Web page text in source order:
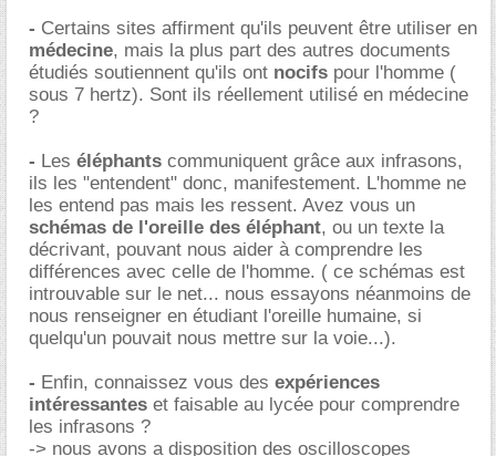
- Certains sites affirment qu'ils peuvent être utiliser en
médecine, mais la plus part des autres documents
étudiés soutiennent qu'ils ont nocifs pour l'homme (
sous 7 hertz). Sont ils réellement utilisé en médecine
?
- Les éléphants communiquent grâce aux infrasons,
ils les "entendent" donc, manifestement. L'homme ne
les entend pas mais les ressent. Avez vous un
schémas de l'oreille des éléphant, ou un texte la
décrivant, pouvant nous aider à comprendre les
différences avec celle de l'homme. ( ce schémas est
introuvable sur le net... nous essayons néanmoins de
nous renseigner en étudiant l'oreille humaine, si
quelqu'un pouvait nous mettre sur la voie...).
- Enfin, connaissez vous des expériences
intéressantes et faisable au lycée pour comprendre
les infrasons ?
-> nous avons a disposition des oscilloscopes